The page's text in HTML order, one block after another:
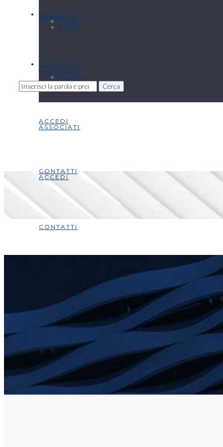
ACCEDI
CONTATTI
CONTATTI
Cerca
VIDEO
ASSOCIATI
ACCEDI
CONTATTI
FOTO
VIDEO
ASSOCIATI
ACCEDI
CONTATTI